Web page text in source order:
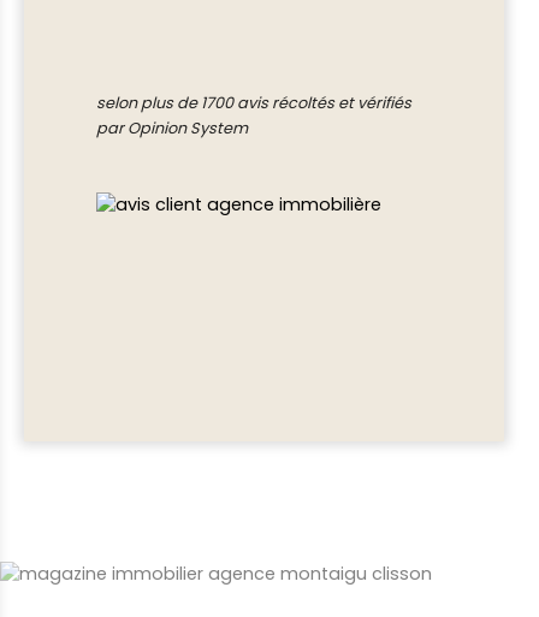
selon plus de 1700 avis récoltés et vérifiés
par Opinion System